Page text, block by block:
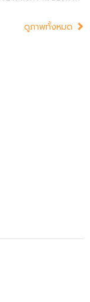
ดูภาพทั้งหมด